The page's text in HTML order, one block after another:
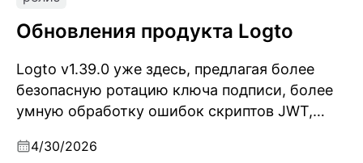
Обновления продукта Logto
Logto v1.39.0 уже здесь, предлагая более
безопасную ротацию ключа подписи, более
умную обработку ошибок скриптов JWT,
безопасности в Центре аккаунтов,
4/30/2026